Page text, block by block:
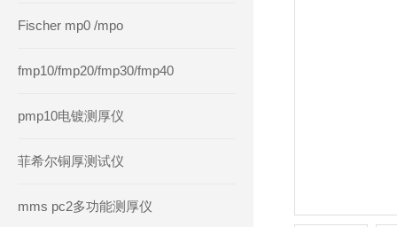
Fischer mp0 /mpo
fmp10/fmp20/fmp30/fmp40
pmp10电镀测厚仪
菲希尔铜厚测试仪
mms pc2多功能测厚仪